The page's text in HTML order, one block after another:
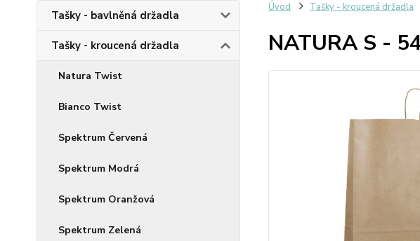
Tašky - bavlněná držadla
Tašky - kroucená držadla
Natura Twist
Bianco Twist
Spektrum Červená
Spektrum Modrá
Spektrum Oranžová
Spektrum Zelená
Úvod Tašky - kroucená držadla
NATURA S -